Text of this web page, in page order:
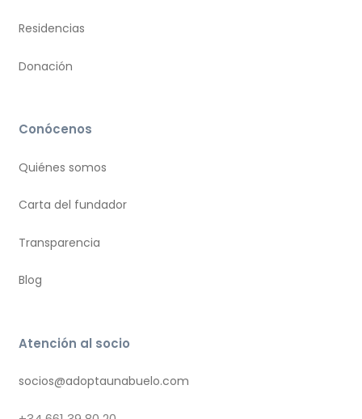
Residencias
Donación
Conócenos
Quiénes somos
Carta del fundador
Transparencia
Blog
Atención al socio
socios@adoptaunabuelo.com